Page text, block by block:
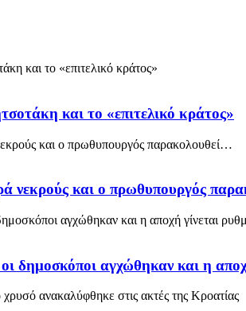
και το «επιτελικό κράτος»
νεκρούς και ο πρωθυπουργός
δημοσκόποι αγχώθηκαν και η